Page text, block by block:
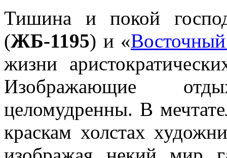
Тишина и покой
(ЖБ-1195) и «
жизни
Изображающие
целомудренны. В
краскам холстах